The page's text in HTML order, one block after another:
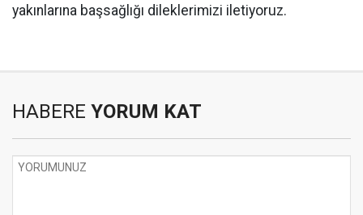
yakınlarına başsağlığı dileklerimizi iletiyoruz.
HABERE YORUM KAT